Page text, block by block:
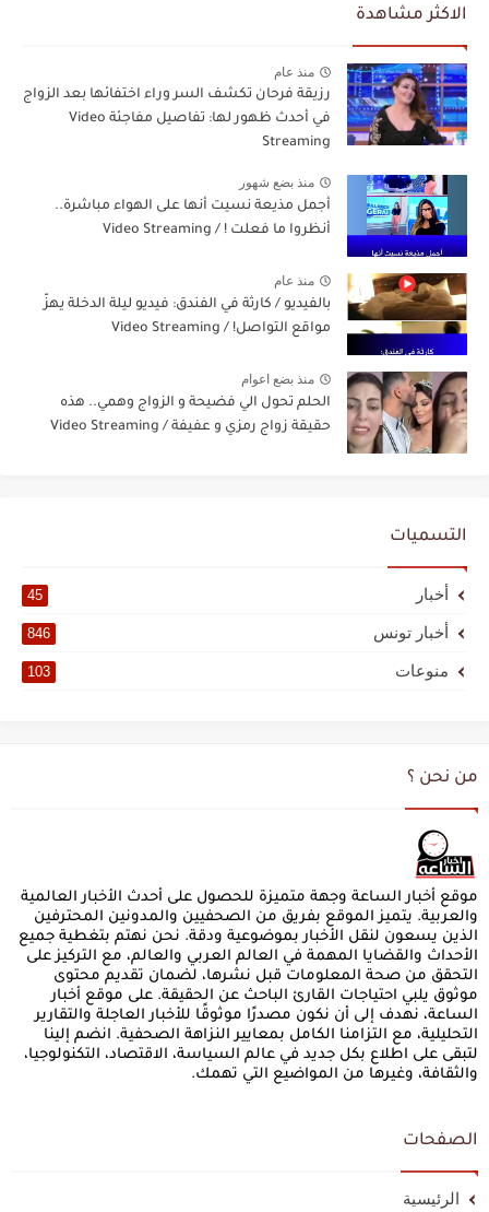
الاكثر مشاهدة
منذ عام
رزيقة فرحان تكشف السر وراء اختفائها بعد الزواج
في أحدث ظهور لها: تفاصيل مفاجئة Video
Streaming
منذ بضع شهور
أجمل مذيعة نسيت أنها على الهواء مباشرة..
أنظروا ما فعلت ! / Video Streaming
منذ عام
بالفيديو / كارثة في الفندق: فيديو ليلة الدخلة يهزّ
مواقع التواصل! / Video Streaming
منذ بضع اعوام
الحلم تحول الي فضيحة و الزواج وهمي.. هذه
حقيقة زواج رمزي و عفيفة / Video Streaming
التسميات
أخبار 45
أخبار تونس 846
منوعات 103
من نحن ؟
موقع أخبار الساعة وجهة متميزة للحصول على أحدث الأخبار العالمية
والعربية. يتميز الموقع بفريق من الصحفيين والمدونين المحترفين
الذين يسعون لنقل الأخبار بموضوعية ودقة. نحن نهتم بتغطية جميع
الأحداث والقضايا المهمة في العالم العربي والعالم، مع التركيز على
التحقق من صحة المعلومات قبل نشرها، لضمان تقديم محتوى
موثوق يلبي احتياجات القارئ الباحث عن الحقيقة. على موقع أخبار
الساعة، نهدف إلى أن نكون مصدرًا موثوقًا للأخبار العاجلة والتقارير
التحليلية، مع التزامنا الكامل بمعايير النزاهة الصحفية. انضم إلينا
لتبقى على اطلاع بكل جديد في عالم السياسة، الاقتصاد، التكنولوجيا،
والثقافة، وغيرها من المواضيع التي تهمك.
الصفحات
الرئيسية